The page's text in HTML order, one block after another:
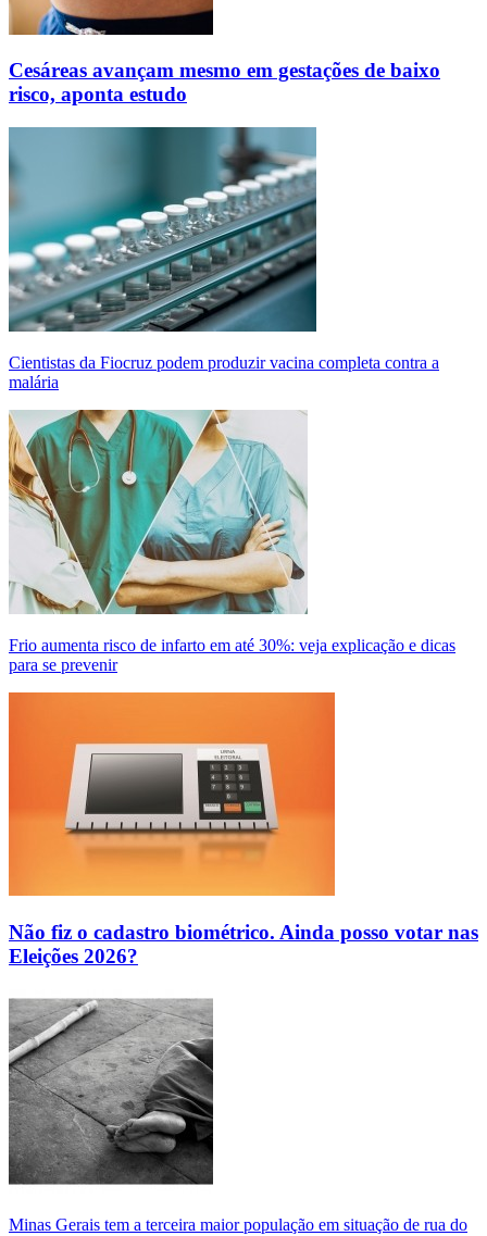
Cesáreas avançam mesmo em gestações de baixo
risco, aponta estudo
Cientistas da Fiocruz podem produzir vacina completa contra a
malária
Frio aumenta risco de infarto em até 30%: veja explicação e dicas
para se prevenir
Não fiz o cadastro biométrico. Ainda posso votar nas
Eleições 2026?
Minas Gerais tem a terceira maior população em situação de rua do